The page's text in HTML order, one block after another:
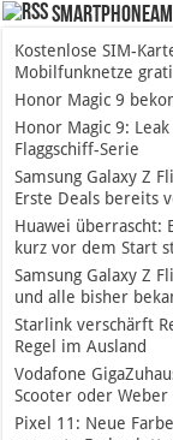
Kostenlose SIM-
Mobilfunknetze
Honor Magic 9
Honor Magic 9:
Flaggschiff-Serie
Samsung Galaxy Z
Erste Deals bereits
Huawei überrascht:
kurz vor dem Start
Samsung Galaxy Z
und alle bisher
Starlink verschärft
Regel im Ausland
Vodafone
Scooter oder Weber
Pixel 11: Neue